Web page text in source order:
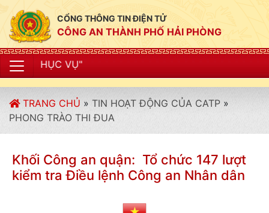
CỔNG THÔNG TIN ĐIỆN TỬ
CÔNG AN THÀNH PHỐ HẢI PHÒNG
TRANG CHỦ » TIN HOẠT ĐỘNG CỦA CATP »
PHONG TRÀO THI ĐUA
Khối Công an quận: Tổ chức 147 lượt
kiểm tra Điều lệnh Công an Nhân dân